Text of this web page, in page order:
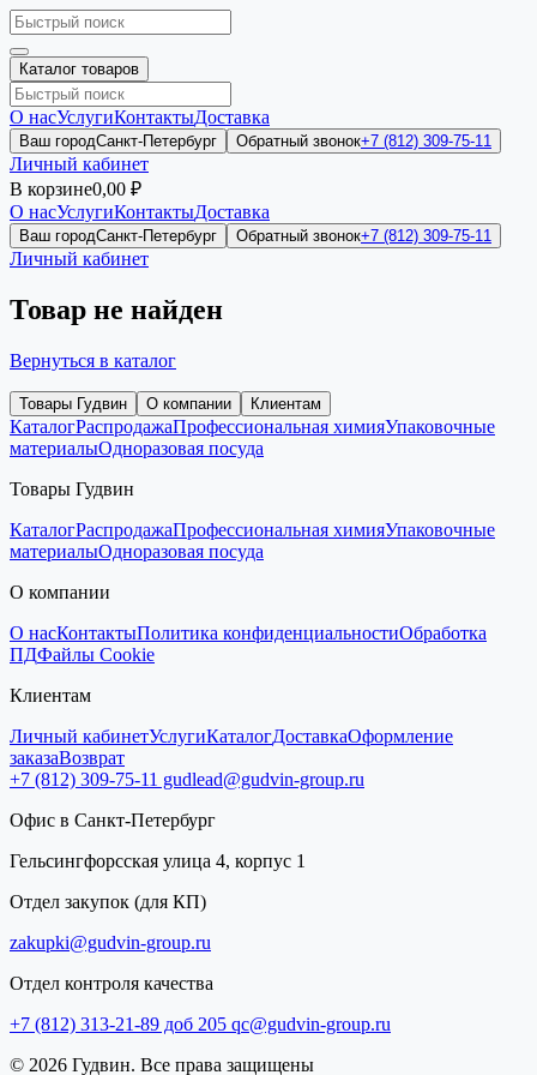
Каталог товаров
О насУслугиКонтактыДоставка
Ваш городСанкт-Петербург Обратный звонок+7 (812) 309-75-11
Личный кабинет
В корзине0,00 ₽
О насУслугиКонтактыДоставка
Ваш городСанкт-Петербург Обратный звонок+7 (812) 309-75-11
Личный кабинет
Товар не найден
Вернуться в каталог
Товары Гудвин О компании Клиентам
КаталогРаспродажаПрофессиональная химияУпаковочные
материалыОдноразовая посуда
Товары Гудвин
КаталогРаспродажаПрофессиональная химияУпаковочные
материалыОдноразовая посуда
О компании
О насКонтактыПолитика конфиденциальностиОбработка
ПДФайлы Cookie
Клиентам
Личный кабинетУслугиКаталогДоставкаОформление
заказаВозврат
+7 (812) 309-75-11 gudlead@gudvin-group.ru
Офис в Санкт-Петербург
Гельсингфорсская улица 4, корпус 1
Отдел закупок (для КП)
zakupki@gudvin-group.ru
Отдел контроля качества
+7 (812) 313-21-89 доб 205 qc@gudvin-group.ru
© 2026 Гудвин. Все права защищены